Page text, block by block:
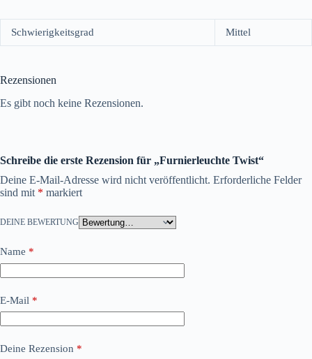
Schwierigkeitsgrad Mittel
Rezensionen
Es gibt noch keine Rezensionen.
Schreibe die erste Rezension für „Furnierleuchte Twist“
Deine E-Mail-Adresse wird nicht veröffentlicht. Erforderliche Felder
sind mit * markiert
DEINE BEWERTUNG
Name *
E-Mail *
Deine Rezension *